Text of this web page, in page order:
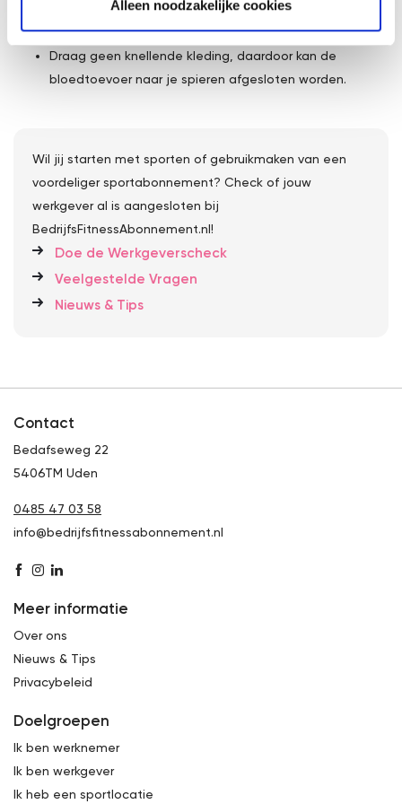
Alleen noodzakelijke cookies
Blijf niet te lang in een houding staan/zitten. Sta op en
beweeg of loop een rondje.
Draag geen knellende kleding, daardoor kan de
bloedtoevoer naar je spieren afgesloten worden.
Wil jij starten met sporten of gebruikmaken van een
voordeliger sportabonnement? Check of jouw
werkgever al is aangesloten bij
BedrijfsFitnessAbonnement.nl!
Doe de Werkgeverscheck
Veelgestelde Vragen
Nieuws & Tips
Contact
Bedafseweg 22
5406TM Uden
0485 47 03 58
info@bedrijfsfitnessabonnement.nl
Meer informatie
Over ons
Nieuws & Tips
Privacybeleid
Doelgroepen
Ik ben werknemer
Ik ben werkgever
Ik heb een sportlocatie